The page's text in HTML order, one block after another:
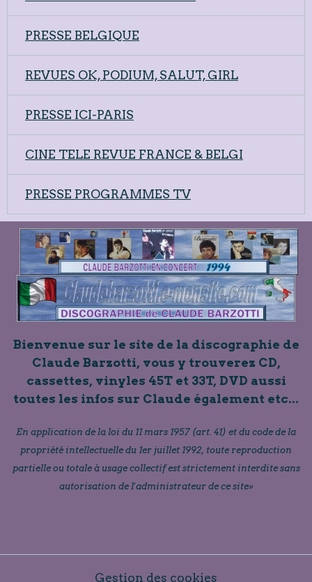
PRESSE BELGIQUE
REVUES OK, PODIUM, SALUT, GIRL
PRESSE ICI-PARIS
CINE TELE REVUE FRANCE & BELGI
PRESSE PROGRAMMES TV
Bienvenue sur le site de la discographie de
Claude Barzotti, vous y trouverez CD,
cassettes, vinyles 45T et 33T, DVD aussi
toutes les infos sur Claude également etc...
En application de la loi du 11 mars 1957 (art. 41) et du code de la
propriété intellectuelle du 1er juillet 1992, toute reproduction
partielle ou totale à usage collectif est strictement interdite sans
autorisation de l'administrateur de ce site»
Gestion des cookies